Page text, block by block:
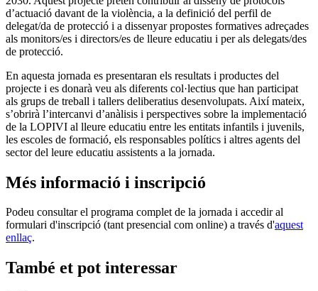
d’actuació davant de la violència, a la definició del perfil de
delegat/da de protecció i a dissenyar propostes formatives adreçades
als monitors/es i directors/es de lleure educatiu i per als delegats/des
de protecció.
En aquesta jornada es presentaran els resultats i productes del
projecte i es donarà veu als diferents col·lectius que han participat
als grups de treball i tallers deliberatius desenvolupats. Així mateix,
s’obrirà l’intercanvi d’anàlisis i perspectives sobre la implementació
de la LOPIVI al lleure educatiu entre les entitats infantils i juvenils,
les escoles de formació, els responsables polítics i altres agents del
sector del leure educatiu assistents a la jornada.
Més informació i inscripció
Podeu consultar el programa complet de la jornada i accedir al
formulari d'inscripció (tant presencial com online) a través d'aquest
enllaç.
També et pot interessar